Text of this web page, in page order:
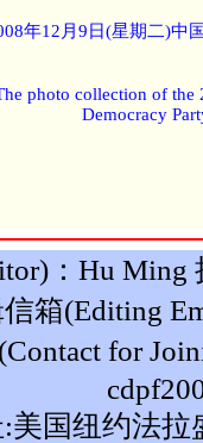
年12月9日(星期二)中
photo collection of the
Democracy
：Hu Ming
箱(Editing
for
美国纽约法拉